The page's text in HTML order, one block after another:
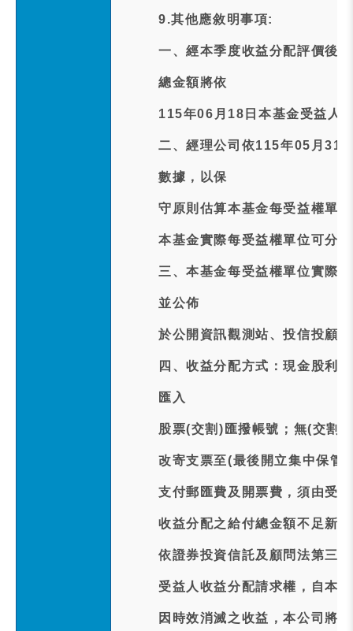
9.其他應敘明事項:
一、經本季度收益分配評價後
總金額將依
115年06月18日本基金受益人
二、經理公司依115年05月31
數據，以保
守原則估算本基金每受益權單
本基金實際每受益權單位可分
三、本基金每受益權單位實際
並公佈
於公開資訊觀測站、投信投顧
四、收益分配方式：現金股利
匯入
股票(交割)匯撥帳號；無(交割)
改寄支票至(最後開立集中保管
支付郵匯費及開票費，須由受
收益分配之給付總金額不足新
依證券投資信託及顧問法第三
受益人收益分配請求權，自本
因時效消滅之收益，本公司將